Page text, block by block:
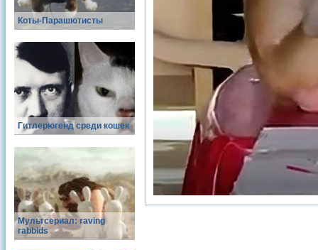
Коты-Парашютисты
Гитлерюгенд среди кошек
Мультсериал: raving
rabbids